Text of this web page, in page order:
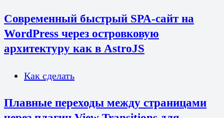
Современный быстрый SPA-сайт на
WordPress через островковую
архитектуру как в AstroJS
Как сделать
Плавные переходы между страницами